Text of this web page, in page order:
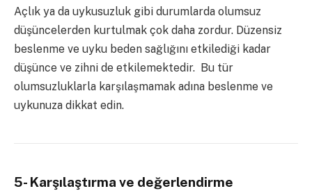
Açlık ya da uykusuzluk gibi durumlarda olumsuz
düşüncelerden kurtulmak çok daha zordur. Düzensiz
beslenme ve uyku beden sağlığını etkilediği kadar
düşünce ve zihni de etkilemektedir. Bu tür
olumsuzluklarla karşılaşmamak adına beslenme ve
uykunuza dikkat edin.
5- Karşılaştırma ve değerlendirme